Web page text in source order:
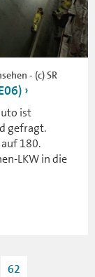
- (c) SR
ist
gefragt.
180.
LKW in die
62